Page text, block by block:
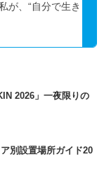
が、“自分で生き
2026」一夜限りの
別設置場所ガイド20